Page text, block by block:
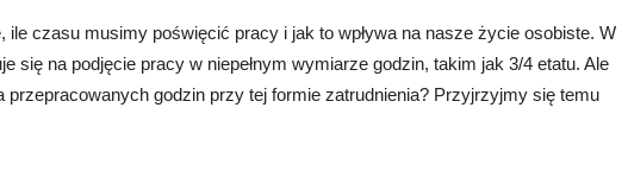
ile czasu musimy poświęcić pracy i jak to wpływa na nasze życie osobiste. W
się na podjęcie pracy w niepełnym wymiarze godzin, takim jak 3/4 etatu. Ale
przepracowanych godzin przy tej formie zatrudnienia? Przyjrzyjmy się temu